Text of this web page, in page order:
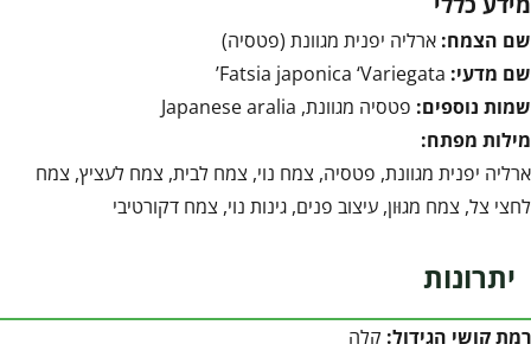
שם הצמח: ארליה יפנית מגוונת (פטסיה)
שם מדעי:
שמות נוספים: פטסיה מגוונת, Japanese aralia
מילות מפתח:
ארליה יפנית מגוונת, פטסיה, צמח נוי, צמח לבית, צמח לעציץ, צמח
לחצי צל, צמח מגוּון, עיצוב פנים, גינות נוי, צמח דקורטיבי
יתרונות
רמת קושי הגידול: קלה